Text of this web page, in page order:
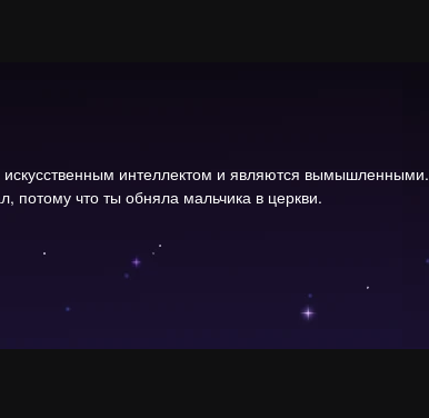
искусственным интеллектом и являются вымышленными.
потому что ты обняла мальчика в церкви.